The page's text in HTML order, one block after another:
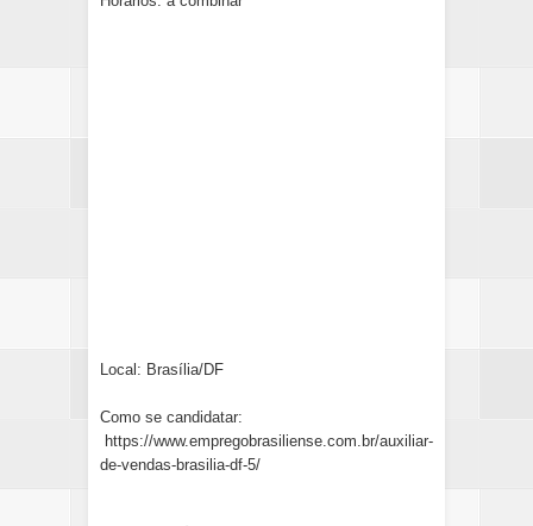
Local: Brasília/DF
Como se candidatar:
https://www.empregobrasiliense.com.br/auxiliar-
de-vendas-brasilia-df-5/